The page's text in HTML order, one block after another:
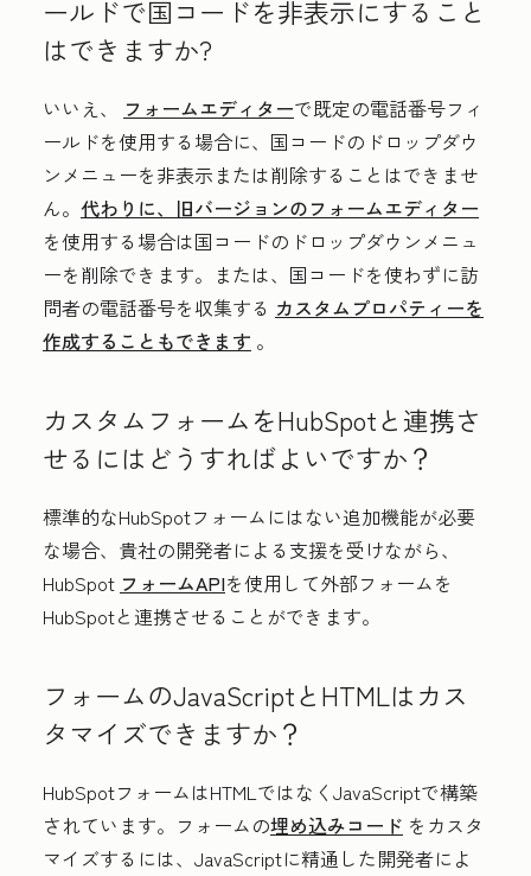
ールドで国コードを非表示にすること
はできますか?
いいえ、 フォームエディターで既定の電話番号フィ
ールドを使用する場合に、国コードのドロップダウ
ンメニューを非表示または削除することはできませ
ん。 代わりに、旧バージョンのフォームエディター
を使用する場合は国コードのドロップダウンメニュ
ーを削除できます。または、国コードを使わずに訪
問者の電話番号を収集する カスタムプロパティーを
作成することもできます 。
カスタムフォームをHubSpotと連携さ
せるにはどうすればよいですか？
標準的なHubSpotフォームにはない追加機能が必要
な場合、貴社の開発者による支援を受けながら、
HubSpot フォームAPIを使用して外部フォームを
HubSpotと連携させることができます。
フォームのJavaScriptとHTMLはカス
タマイズできますか？
HubSpotフォームはHTMLではなくJavaScriptで構築
されています。フォームの埋め込みコード をカスタ
マイズするには、JavaScriptに精通した開発者によ